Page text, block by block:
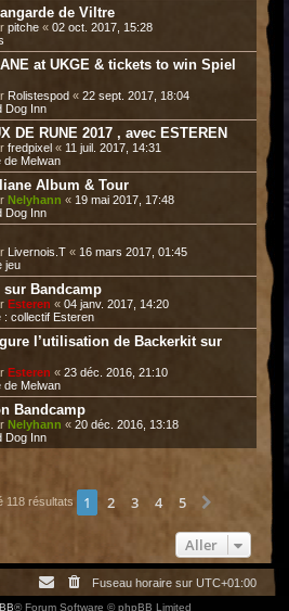
de Viltre
pitche « 02 oct. 2017, 15:28
at UKGE & tickets to win Spiel
Rolistespod « 22 sept. 2017, 18:04
Dog Inn
DE RUNE 2017 , avec ESTEREN
fredpixel « 11 juil. 2017, 14:31
de Melwan
Album & Tour
Nelyhann « 19 mai 2017, 17:48
Dog Inn
Livernois.T « 16 mars 2017, 01:45
jeu
Bandcamp
Esteren « 04 janv. 2017, 14:20
: collectif Esteren
l’utilisation de Backerkit sur
Esteren « 23 déc. 2016, 21:10
de Melwan
Bandcamp
Nelyhann « 20 déc. 2016, 13:18
Dog Inn
118 résultats 1 2 3 4 5
Aller
Fuseau horaire sur UTC+01:00
® Forum Software © phpBB Limited